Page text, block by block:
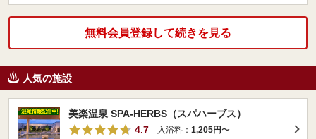
無料会員登録して続きを見る
人気の施設
美楽温泉 SPA-HERBS（スパハーブス）
4.7
入浴料： 1,205円〜